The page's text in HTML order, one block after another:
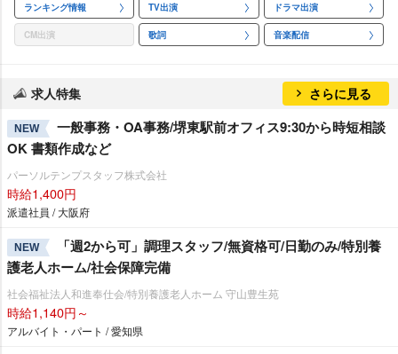
ランキング情報 TV出演 ドラマ出演
CM出演 歌詞 音楽配信
求人特集 さらに見る
NEW
一般事務・OA事務/堺東駅前オフィス9:30から時短相談
OK 書類作成など
パーソルテンプスタッフ株式会社
時給1,400円
派遣社員 / 大阪府
NEW
「週2から可」調理スタッフ/無資格可/日勤のみ/特別養
護老人ホーム/社会保障完備
社会福祉法人和進奉仕会/特別養護老人ホーム 守山豊生苑
時給1,140円～
アルバイト・パート / 愛知県